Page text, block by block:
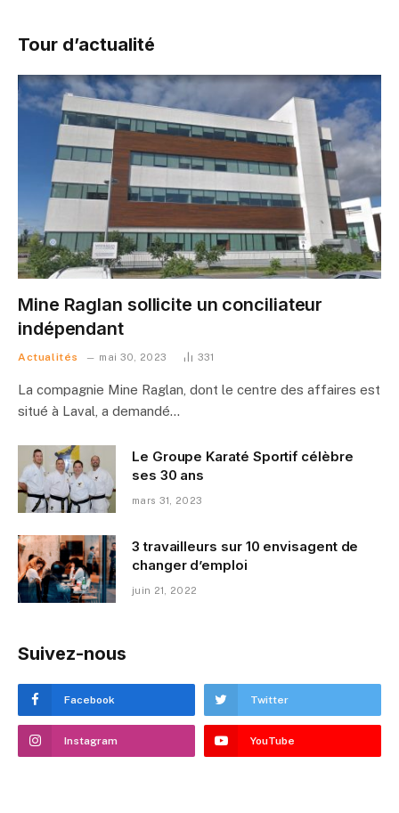
Tour d’actualité
Mine Raglan sollicite un conciliateur
indépendant
Actualités mai 30, 2023 331
La compagnie Mine Raglan, dont le centre des affaires est
situé à Laval, a demandé…
Le Groupe Karaté Sportif célèbre
ses 30 ans
mars 31, 2023
3 travailleurs sur 10 envisagent de
changer d’emploi
juin 21, 2022
Suivez-nous
Facebook Twitter
Instagram YouTube